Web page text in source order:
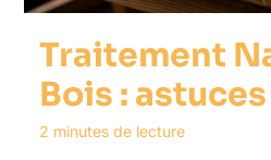
Traitement
Bois :
2 minutes de lecture